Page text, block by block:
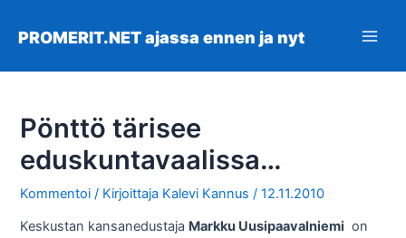
sisältöön
PROMERIT.NET ajassa ennen ja nyt
Pönttö tärisee
eduskuntavaalissa…
Kommentoi / Kirjoittaja Kalevi Kannus/12.11.2010
Keskustan kansanedustaja Markku Uusipaavalniemi on